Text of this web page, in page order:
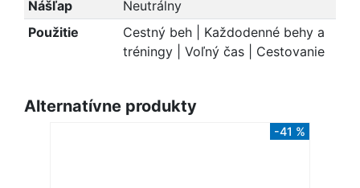
Nášľap
Neutrálny
Použitie
Cestný beh | Každodenné behy a
tréningy | Voľný čas | Cestovanie
Alternatívne produkty
-41 %